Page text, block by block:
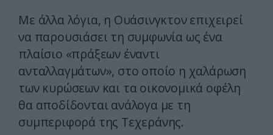
Με άλλα λόγια, η Ουάσινγκτον επιχειρεί
να παρουσιάσει τη συμφωνία ως ένα
πλαίσιο «πράξεων έναντι
ανταλλαγμάτων», στο οποίο η χαλάρωση
των κυρώσεων και τα οικονομικά οφέλη
θα αποδίδονται ανάλογα με τη
συμπεριφορά της Τεχεράνης.